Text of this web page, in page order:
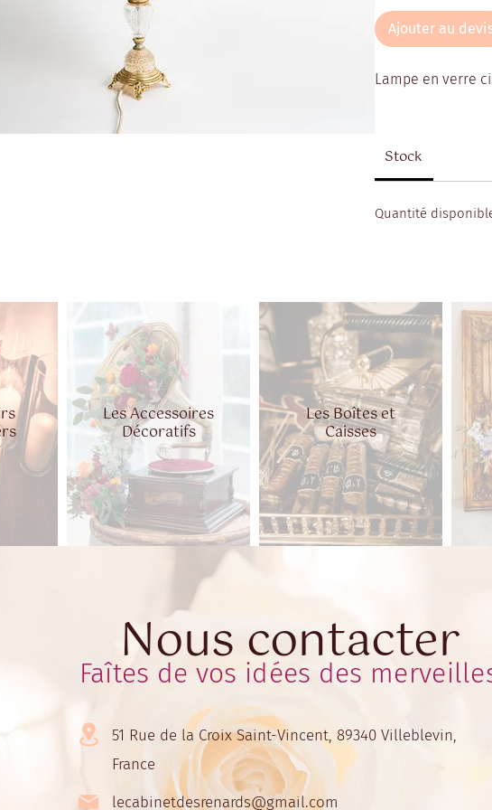
Ajouter au
Lampe en verre
Stock
Quantité
Les Accessoires
Décoratifs
Les Boîtes et
Caisses
Nous contacter
Faîtes de vos idées des
51 Rue de la Croix Saint-Vincent, 89340 Villeblevin,
France
lecabinetdesrenards@gmail.com